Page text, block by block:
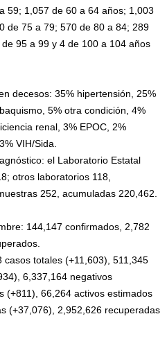
59; 1,057 de 60 a 64 años; 1,003
de 75 a 79; 570 de 80 a 84; 289
95 a 99 y 4 de 100 a 104 años
decesos: 35% hipertensión, 25%
5% otra condición, 4%
renal, 3% EPOC, 2%
VIH/Sida.
el Laboratorio Estatal
otros laboratorios 118,
252, acumuladas 220,462.
144,147 confirmados, 2,782
totales (+11,603), 511,345
6,337,164 negativos
(+811), 66,264 activos estimados
(+37,076), 2,952,626 recuperadas